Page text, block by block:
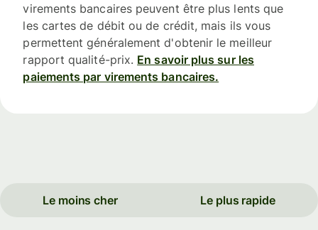
virements bancaires peuvent être plus lents que
les cartes de débit ou de crédit, mais ils vous
permettent généralement d'obtenir le meilleur
rapport qualité-prix. En savoir plus sur les
paiements par virements bancaires.
Le moins cher Le plus rapide